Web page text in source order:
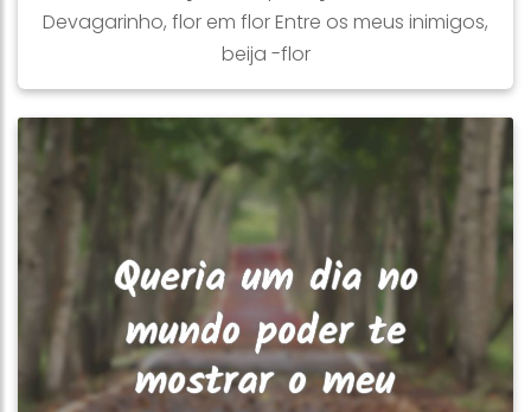
Devagarinho, flor em flor Entre os meus inimigos,
beija -flor